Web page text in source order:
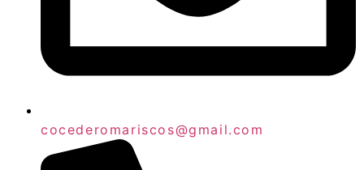
cocederomariscos@gmail.com